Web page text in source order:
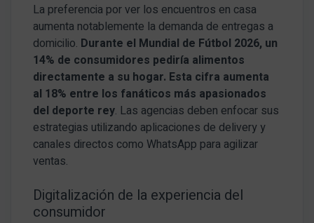
La preferencia por ver los encuentros en casa
aumenta notablemente la demanda de entregas a
domicilio. Durante el Mundial de Fútbol 2026, un
14% de consumidores pediría alimentos
directamente a su hogar. Esta cifra aumenta
al 18% entre los fanáticos más apasionados
del deporte rey. Las agencias deben enfocar sus
estrategias utilizando aplicaciones de delivery y
canales directos como WhatsApp para agilizar
ventas.
Digitalización de la experiencia del
consumidor